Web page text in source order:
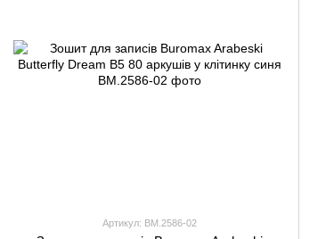
Артикул: BM.2586-02